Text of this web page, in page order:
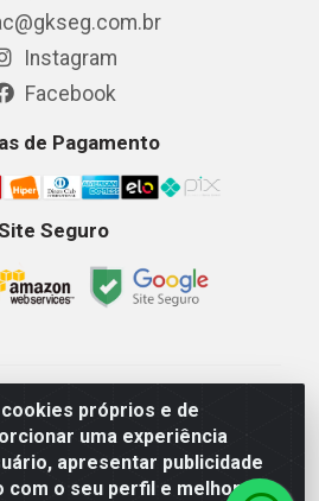
próprios e de
uma experiência
apresentar publicidade
com o seu perfil e melhorar a
Instagram
Facebook
de Pagamento
Seguro
Equipamentos LTDA - Av. Getulio
Imperatriz/MA - CEP 65.903-280 -
07 - Horários: Segunda-Sexta
Sábados 08as12hs